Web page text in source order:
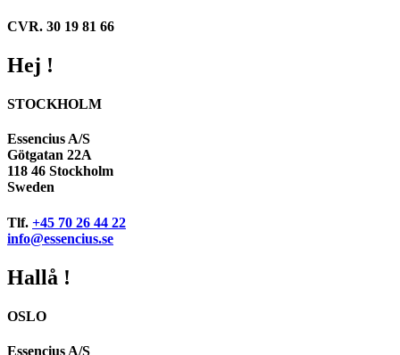
CVR. 30 19 81 66
Hej !
STOCKHOLM
Essencius A/S
Götgatan 22A
118 46 Stockholm
Sweden
Tlf. +45 70 26 44 22
info@essencius.se
Hallå !
OSLO
Essencius A/S